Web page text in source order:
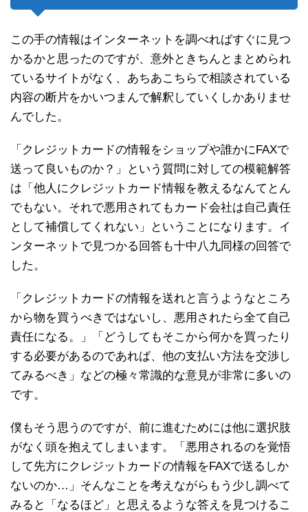
この手の情報はインターネットを調べればすぐに見つ
かるかと思ったのですが、意外ときちんとまとめられ
ているサイトがなく、あちあこちらで相談されている
内容の断片をかいつまんで解釈していくしかありませ
んでした。
「クレジットカードの情報をショップや誰かにFAXで
送って良いものか？」という質問に対しての模範解答
は「他人にクレジットカード情報を教えるなんてとん
でもない。それで悪用されてもカード会社は自己責任
として補償してくれない」ということになります。イ
ンターネットで見つかる回答も十中八九同様の回答で
した。
「クレジットカードの情報を送れと言うようなところ
から物を買うべきではないし、悪用されたら全て自己
責任になる。」「どうしてもそこから何かを買ったり
する必要があるのであれば、他の支払い方法を交渉し
てみるべき」などの極々常識的な意見が非常に多いの
です。
僕もそう思うのですが、前に進むためには他に選択肢
がなく頭を抱えてしまいます。「悪用されるのを覚悟
して先方にクレジットカードの情報をFAXで送るしか
ないのか…」そんなことを考えながらもう少し調べて
みると「なるほど」と思えるような答えを見つけるこ